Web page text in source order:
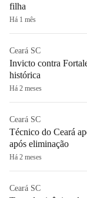
filha
Há 1 mês
Ceará SC
Invicto contra
histórica
Há 2 meses
Ceará SC
Técnico do Ceará
após eliminação
Há 2 meses
Ceará SC